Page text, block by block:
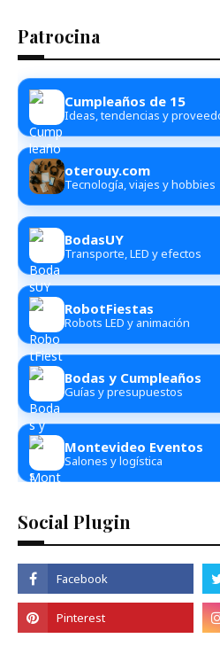
Patrocina
Cumpleaños de 15
Ideas, tendencias y
oterouy.com
Tecnología, viajes y hobbies
BodasUY
Transporte, LED y efectos
RobotFiestas
Robots LED y animación
Bodas y Cumpleaños
Guías y presupuestos
Montevideo Eventos
Salones y logística
Social Plugin